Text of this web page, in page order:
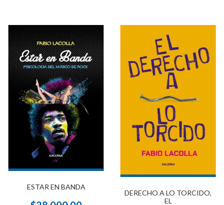
ESTAR EN BANDA
DERECHO A LO TORCIDO,
EL